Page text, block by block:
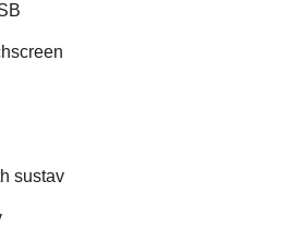
sustav